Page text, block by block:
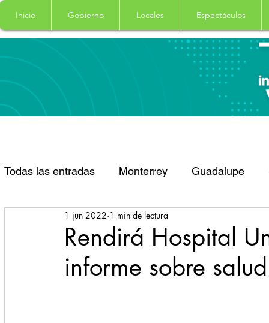
Inicio Gobierno Locales Espectáculos
Todas las entradas Monterrey Guadalupe
Santa Catarina San Pedro Garza Garcia
Espectaculos Clima Principal Salud
Rendirá Hospital
informe sobre
1 jun 2022 1 min de lectura